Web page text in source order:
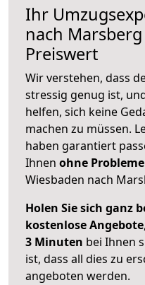
Ihr
nach Marsberg
Preiswert
Wir verstehen, dass
stressig genug ist,
helfen, sich keine
machen zu müssen.
haben garantiert
Ihnen ohne Probleme
Wiesbaden nach
Holen Sie sich ganz
kostenlose Angebote
3 Minuten bei Ihnen
ist, dass all dies zu
angeboten werden.